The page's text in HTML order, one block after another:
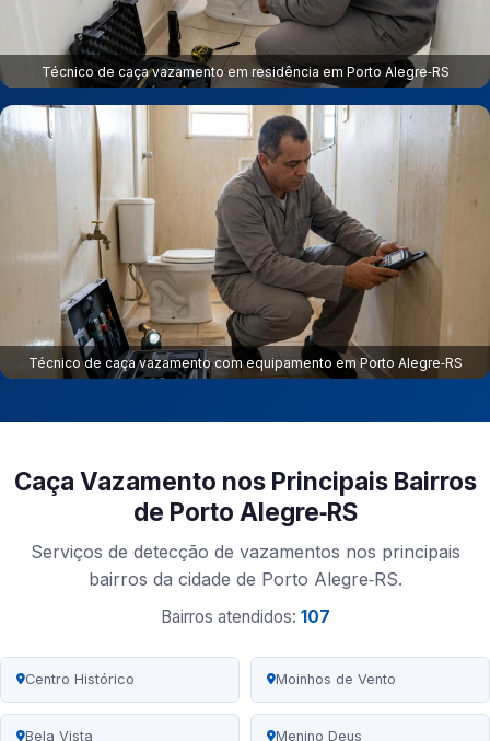
Técnico de caça vazamento em residência em Porto Alegre‑RS
Técnico de caça vazamento com equipamento em Porto Alegre‑RS
Caça Vazamento nos Principais Bairros
de Porto Alegre‑RS
Serviços de detecção de vazamentos nos principais
bairros da cidade de Porto Alegre‑RS.
Bairros atendidos: 107
Centro Histórico Moinhos de Vento
Bela Vista Menino Deus